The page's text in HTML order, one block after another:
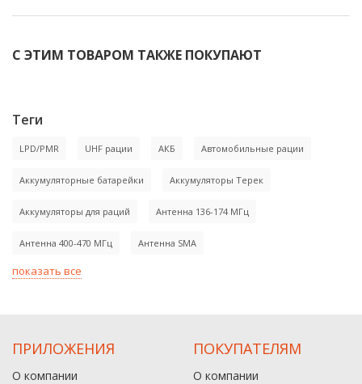
С ЭТИМ ТОВАРОМ ТАКЖЕ ПОКУПАЮТ
Рация Старт 01
В корзину В корзину
Теги
LPD/PMR UHF рации АКБ Автомобильные рации
Аккумуляторные батарейки Аккумуляторы Терек
Аккумуляторы для раций Антенна 136-174 МГц
Антенна 400-470 МГц Антенна SMA
показать все
ПРИЛОЖЕНИЯ
О компании
ПОКУПАТЕЛЯМ
О компании